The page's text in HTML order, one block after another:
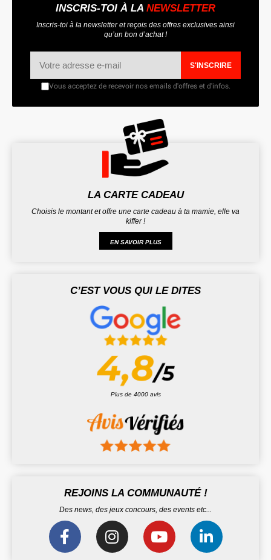
INSCRIS-TOI À LA NEWSLETTER
Inscris-toi à la newsletter et reçois des offres exclusives ainsi
qu’un bon d’achat !
S'INSCRIRE
Vous acceptez de recevoir nos emails d'offres et d'infos.
LA CARTE CADEAU
Choisis le montant et offre une carte cadeau à ta mamie, elle va
kiffer !
EN SAVOIR PLUS
C’EST VOUS QUI LE DITES
Plus de 4000 avis
REJOINS LA COMMUNAUTÉ !
Des news, des jeux concours, des events etc...